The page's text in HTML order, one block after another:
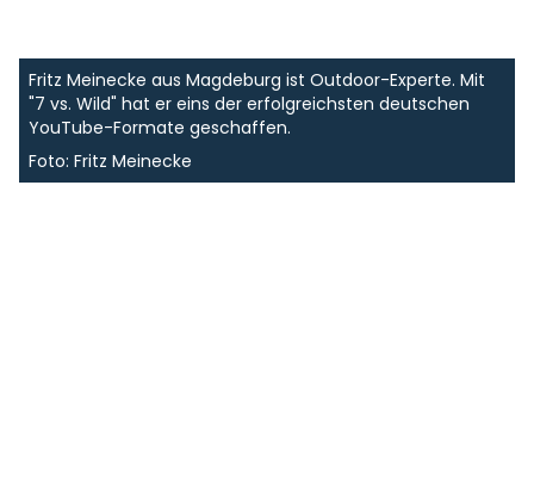
Fritz Meinecke aus Magdeburg ist Outdoor-Experte. Mit
"7 vs. Wild" hat er eins der erfolgreichsten deutschen
YouTube-Formate geschaffen.
Foto: Fritz Meinecke